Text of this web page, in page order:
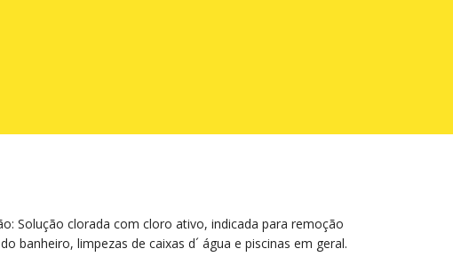
Solução clorada com cloro ativo, indicada para remoção
banheiro, limpezas de caixas d´ água e piscinas em geral.